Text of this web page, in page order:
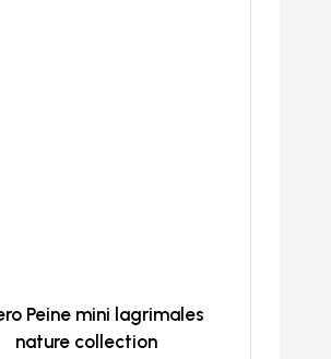
Peine mini lagrimales
nature collection